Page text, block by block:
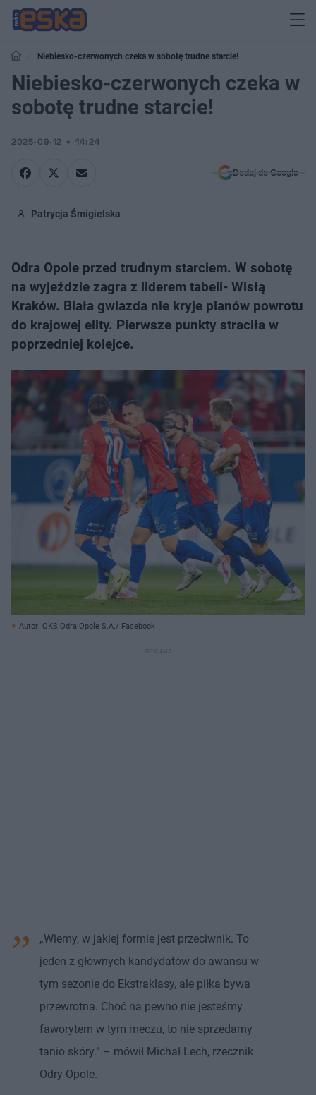
Niebiesko-czerwonych czeka w sobotę trudne starcie!
Niebiesko-czerwonych czeka w
sobotę trudne starcie!
2025-09-12 14:24
Dodaj do Google
Patrycja Śmigielska
Odra Opole przed trudnym starciem. W sobotę
na wyjeździe zagra z liderem tabeli- Wisłą
Kraków. Biała gwiazda nie kryje planów powrotu
do krajowej elity. Pierwsze punkty straciła w
poprzedniej kolejce.
Autor: OKS Odra Opole S.A./ Facebook
„Wiemy, w jakiej formie jest przeciwnik. To
jeden z głównych kandydatów do awansu w
tym sezonie do Ekstraklasy, ale piłka bywa
przewrotna. Choć na pewno nie jesteśmy
faworytem w tym meczu, to nie sprzedamy
tanio skóry.” – mówił Michał Lech, rzecznik
Odry Opole.